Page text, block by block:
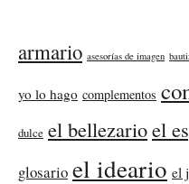
armario asesorías de imagen
yo lo hago complementos
dulce el bellezarioel
glosario el ideario el